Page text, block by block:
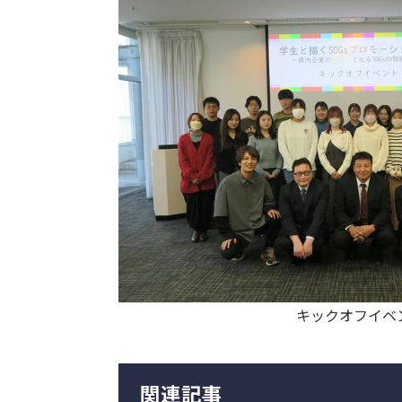
キックオフイベ
関連記事